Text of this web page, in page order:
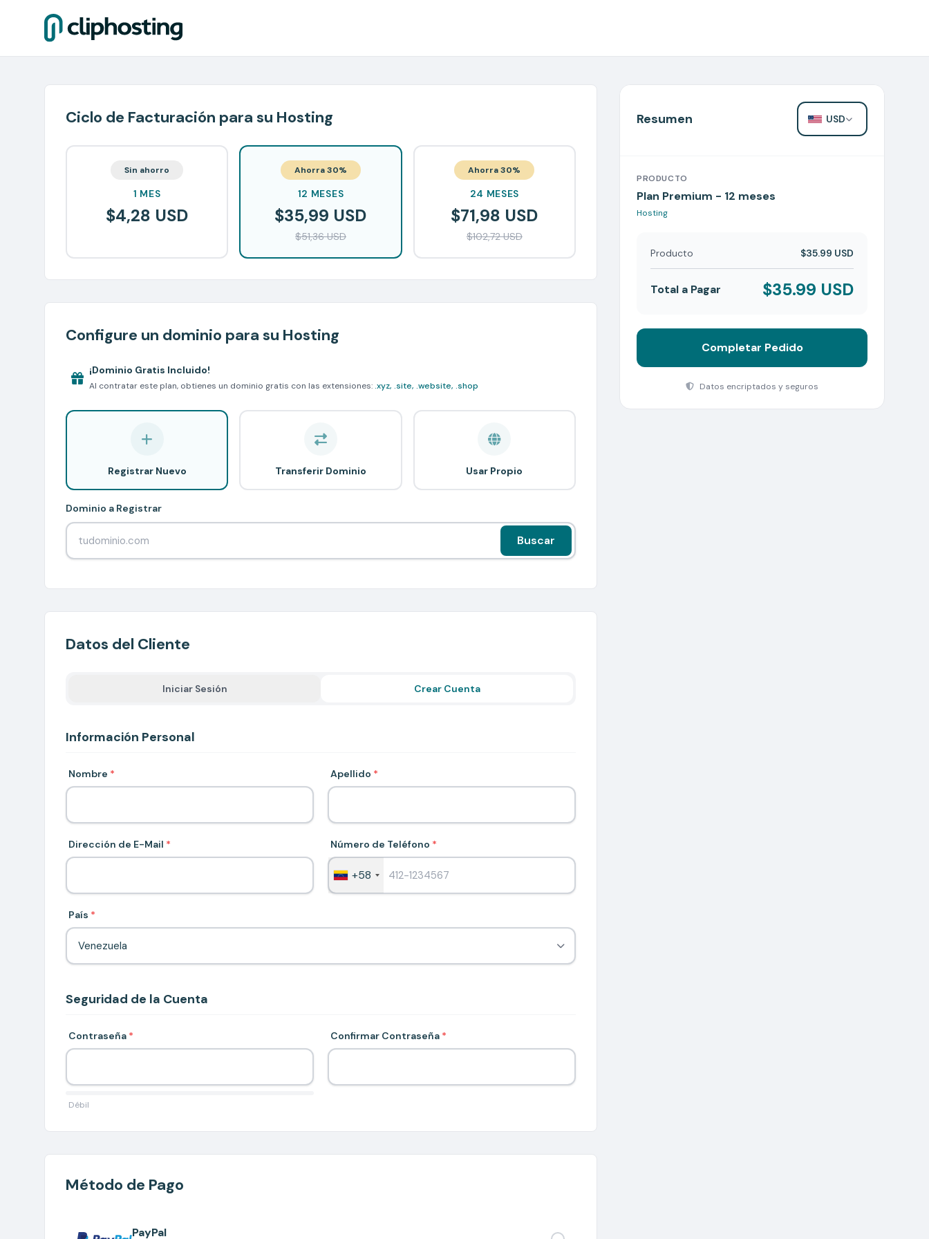
Ciclo de Facturación para su Hosting
Sin ahorro
1 MES
$4,28 USD
Ahorra 30%
12 MESES
$35,99 USD
$51,36 USD
Ahorra 30%
24 MESES
$71,98 USD
$102,72 USD
Configure un dominio para su Hosting
¡Dominio Gratis Incluido!
Al contratar este plan, obtienes un dominio gratis con las extensiones: .xyz, .site, .website, .shop
Registrar Nuevo Transferir Dominio Usar Propio
Dominio a Registrar
Buscar
Datos del Cliente
Iniciar Sesión Crear Cuenta
Información Personal
Nombre * Apellido *
Dirección de E-Mail * Número de Teléfono *
+58
País *
Seguridad de la Cuenta
Contraseña *
Débil
Confirmar Contraseña *
Método de Pago
PayPal
Resumen USD
PRODUCTO
Plan Premium - 12 meses
Hosting
Producto $35.99 USD
Total a Pagar $35.99 USD
Completar Pedido
Datos encriptados y seguros